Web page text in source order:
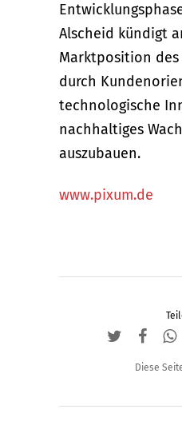
Alscheid kündigt
Marktposition
durch
technologische
nachhaltiges
auszubauen.
www.pixum.de
Diese